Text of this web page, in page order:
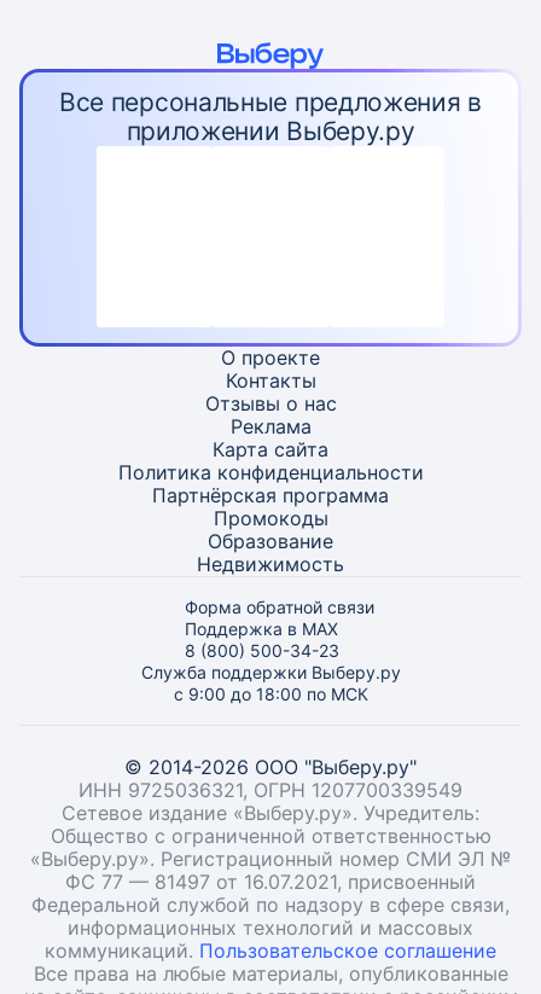
Все персональные предложения в
приложении Выберу.ру
О проекте
Контакты
Отзывы о нас
Реклама
Карта сайта
Политика конфиденциальности
Партнёрская программа
Промокоды
Образование
Недвижимость
Форма обратной связи
Поддержка в MAX
8 (800) 500-34-23
Служба поддержки Выберу.ру
с 9:00 до 18:00 по МСК
© 2014-2026 ООО "Выберу.ру"
ИНН 9725036321, ОГРН 1207700339549
Сетевое издание «Выберу.ру». Учредитель:
Общество с ограниченной ответственностью
«Выберу.ру». Регистрационный номер СМИ ЭЛ №
ФС 77 — 81497 от 16.07.2021, присвоенный
Федеральной службой по надзору в сфере связи,
информационных технологий и массовых
коммуникаций. Пользовательское соглашение
Все права на любые материалы, опубликованные